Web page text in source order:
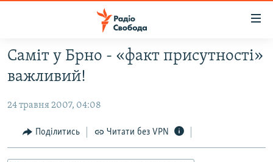
Перейти
до
основного
Перейти
основної
РАДІО СВОБОДА – 70 РОКІВ
СТАТТІ
ПОЛІТИКА
ВІЙНА
Саміт у Брно - «факт присутності»
важливий!
24 травня 2007, 04:08
Поділитись Читати без VPN